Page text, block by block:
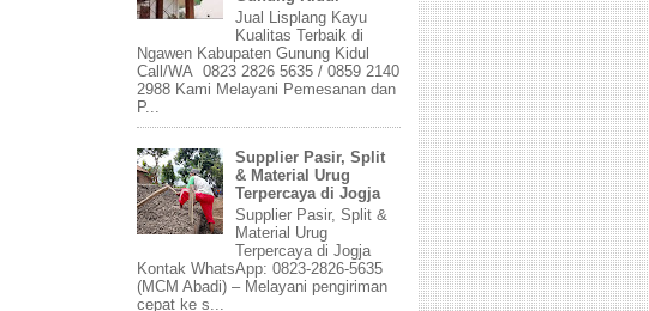
Jual Lisplang Kayu
Kualitas Terbaik di
Ngawen Kabupaten Gunung Kidul
Call/WA 0823 2826 5635 / 0859 2140
2988 Kami Melayani Pemesanan dan
P...
Supplier Pasir, Split
& Material Urug
Terpercaya di Jogja
Supplier Pasir, Split &
Material Urug
Terpercaya di Jogja
Kontak WhatsApp: 0823-2826-5635
(MCM Abadi) – Melayani pengiriman
cepat ke s...